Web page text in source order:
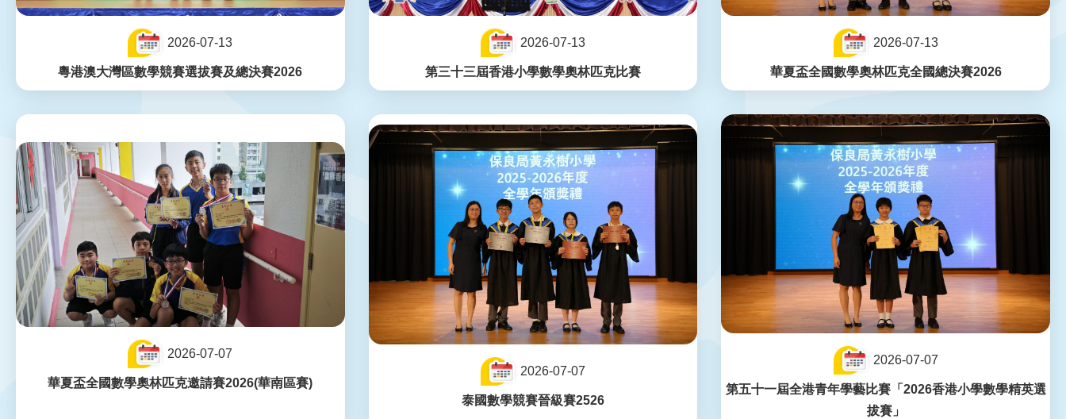
2026-07-13
粵港澳大灣區數學競賽選拔賽及總決賽2026
2026-07-13
第三十三屆香港小學數學奧林匹克比賽
2026-07-13
華夏盃全國數學奧林匹克全國總決賽2026
2026-07-07
華夏盃全國數學奧林匹克邀請賽2026(華南區賽)
2026-07-07
泰國數學競賽晉級賽2526
2026-07-07
第五十一屆全港青年學藝比賽「2026香港小學數學精英選
拔賽」